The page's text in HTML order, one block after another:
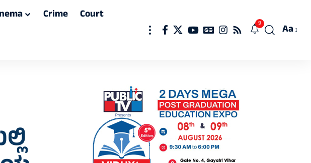
Crime
Court
9
Font
Aa